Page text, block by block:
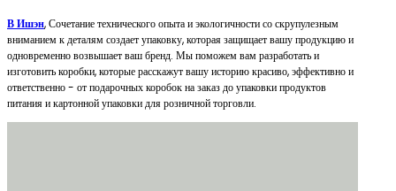
В Ишэн, Сочетание технического опыта и экологичности со скрупулезным
вниманием к деталям создает упаковку, которая защищает вашу продукцию и
одновременно возвышает ваш бренд. Мы поможем вам разработать и
изготовить коробки, которые расскажут вашу историю красиво, эффективно и
ответственно - от подарочных коробок на заказ до упаковки продуктов
питания и картонной упаковки для розничной торговли.